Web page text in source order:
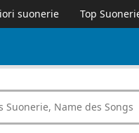
suonerie Top